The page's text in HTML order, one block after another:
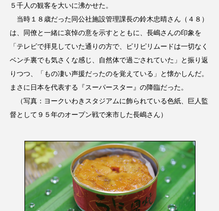
５千人の観客を大いに沸かせた。
当時１８歳だった同公社施設管理課長の鈴木忠晴さん（４８）
は、同僚と一緒に哀悼の意を示すとともに、長嶋さんの印象を
「テレビで拝見していた通りの方で、ピリピリムードは一切なく
ベンチ裏でも気さくな感じ、自然体で過ごされていた」と振り返
りつつ、「もの凄い声援だったのを覚えている」と懐かしんだ。
まさに日本を代表する『スーパースター』の降臨だった。
（写真：ヨークいわきスタジアムに飾られている色紙、巨人監
督として９５年のオープン戦で来市した長嶋さん）